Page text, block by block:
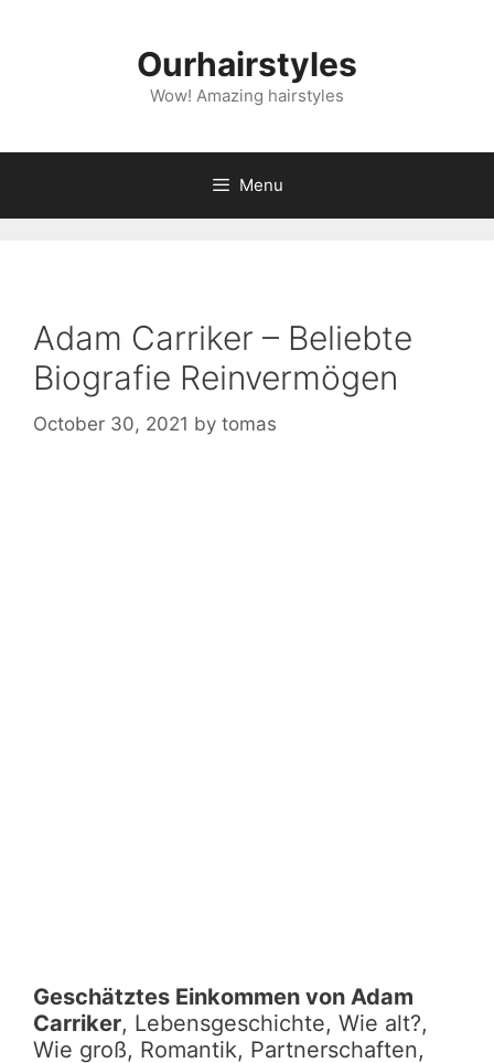
Ourhairstyles
Wow! Amazing hairstyles
Menu
Adam Carriker – Beliebte
Biografie Reinvermögen
October 30, 2021 by tomas
Geschätztes Einkommen von Adam
Carriker, Lebensgeschichte, Wie alt?,
Wie groß, Romantik, Partnerschaften,